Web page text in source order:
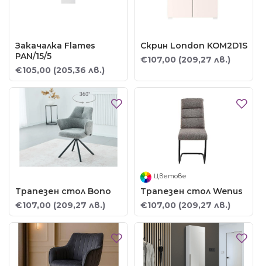
Закачалка Flames
PAN/15/5
€105,00 (205,36 лв.)
Скрин London KOM2D1S
€107,00 (209,27 лв.)
Трапезен стол Bono
€107,00 (209,27 лв.)
Цветове
Трапезен стол Wenus
€107,00 (209,27 лв.)